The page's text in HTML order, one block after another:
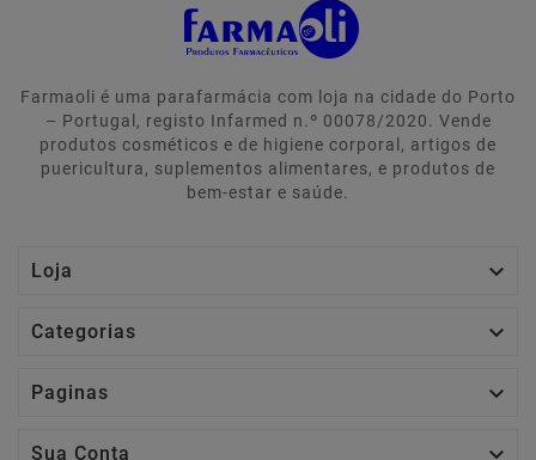
Farmaoli é uma parafarmácia com loja na cidade do Porto
– Portugal, registo Infarmed n.º 00078/2020. Vende
produtos cosméticos e de higiene corporal, artigos de
puericultura, suplementos alimentares, e produtos de
bem-estar e saúde.
Loja 
Categorias 
Paginas 
Sua Conta